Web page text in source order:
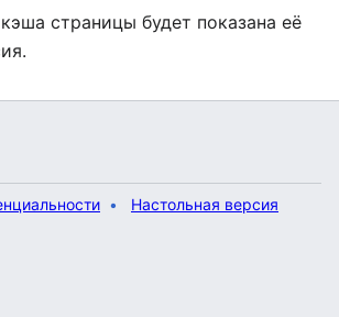
страницы будет показана её
Настольная версия